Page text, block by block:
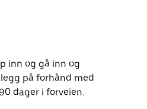
inn og gå inn og
på forhånd med
dager i forveien.